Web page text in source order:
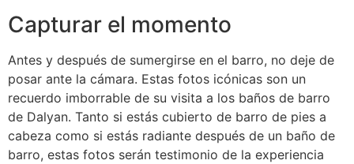
Capturar el momento
Antes y después de sumergirse en el barro, no deje de
posar ante la cámara. Estas fotos icónicas son un
recuerdo imborrable de su visita a los baños de barro
de Dalyan. Tanto si estás cubierto de barro de pies a
cabeza como si estás radiante después de un baño de
barro, estas fotos serán testimonio de la experiencia